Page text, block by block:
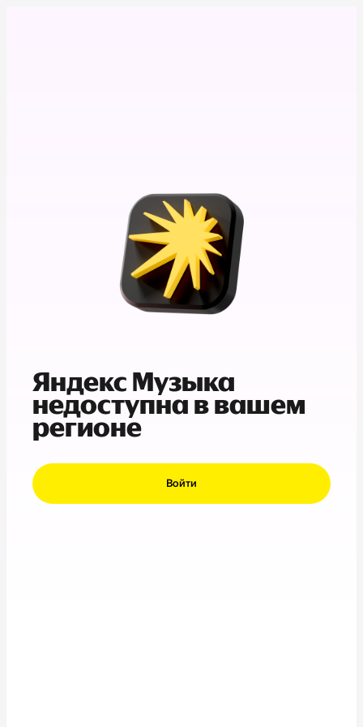
Яндекс Музыка
недоступна в вашем
регионе
Войти